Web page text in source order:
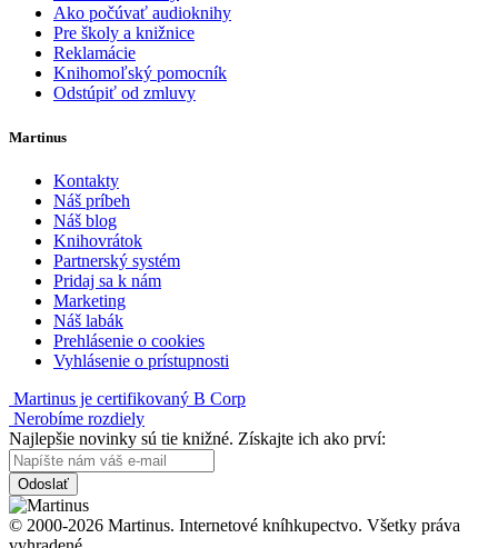
Ako počúvať audioknihy
Pre školy a knižnice
Reklamácie
Knihomoľský pomocník
Odstúpiť od zmluvy
Martinus
Kontakty
Náš príbeh
Náš blog
Knihovrátok
Partnerský systém
Pridaj sa k nám
Marketing
Náš labák
Prehlásenie o cookies
Vyhlásenie o prístupnosti
Martinus je certifikovaný B Corp
Nerobíme rozdiely
Najlepšie novinky sú tie knižné. Získajte ich ako prví:
Odoslať
© 2000-2026 Martinus. Internetové kníhkupectvo. Všetky práva